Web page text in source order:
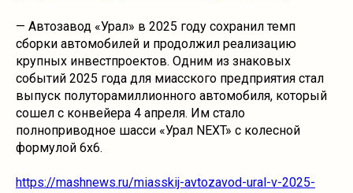
— Автозавод «Урал» в 2025 году сохранил темп
сборки автомобилей и продолжил реализацию
крупных инвестпроектов. Одним из знаковых
событий 2025 года для миасского предприятия стал
выпуск полуторамиллионного автомобиля, который
сошел с конвейера 4 апреля. Им стало
полноприводное шасси «Урал NEXT» с колесной
формулой 6х6.
https://mashnews.ru/miasskij-avtozavod-ural-v-2025-